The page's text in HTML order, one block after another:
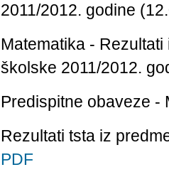
2011/2012. godine
Matematika -
školske 2011/2012.
Predispitne obaveze
Rezultati tsta iz
PDF